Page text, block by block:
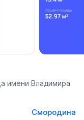
имени Владимира
Смородина